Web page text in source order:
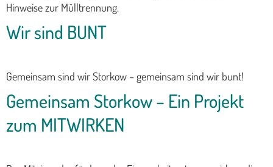
Hinweise zur Mülltrennung.
Wir sind BUNT
Gemeinsam sind wir Storkow – gemeinsam sind wir bunt!
Gemeinsam Storkow – Ein Projekt
zum MITWIRKEN